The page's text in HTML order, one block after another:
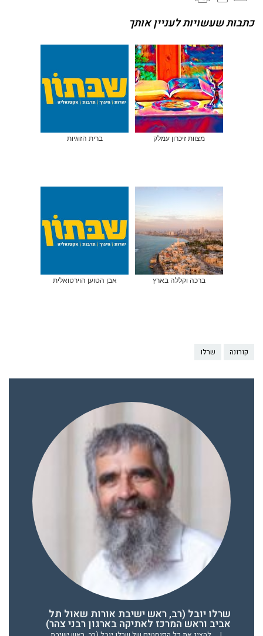
כתבות שעשויות לעניין אותך
מצוות זיכרון עמלק ברית הזוגיות
ברכה וקללה בארץ אבן הטוען הוירטואלית
קורונה שרלו
שרלו יובל (רב, ראש ישיבת אורות שאול תל
אביב וראש המרכז לאתיקה בארגון רבני צהר)